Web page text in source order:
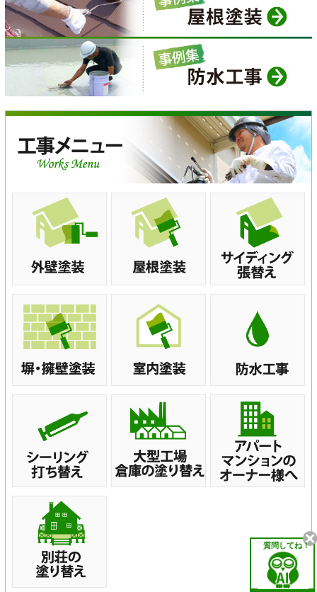
質問してね！